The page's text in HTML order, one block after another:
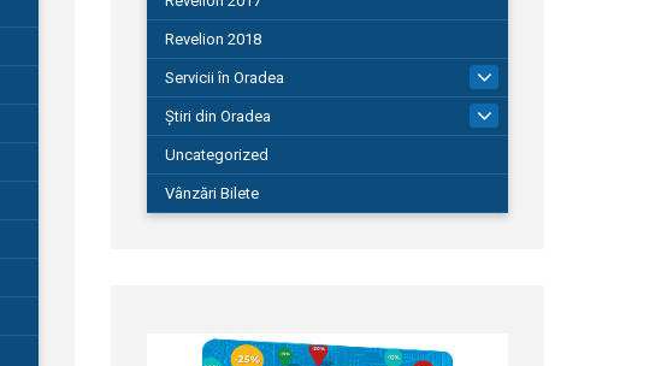
Revelion 2018
Servicii în Oradea
104
Știri din Oradea
1.127
Uncategorized
Vânzări Bilete